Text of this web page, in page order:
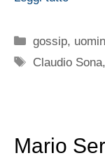
Categorie
gossip,
Tag
Claudio Sona,
Mario